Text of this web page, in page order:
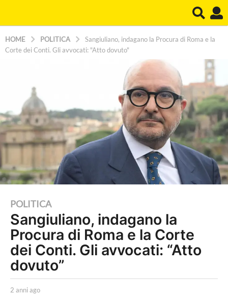
HOME POLITICA
Sangiuliano, indagano la Procura di Roma e la
Corte dei Conti. Gli avvocati: "Atto dovuto"
2
a
n
n
i
a
g
POLITICA
Sangiuliano, indagano la
Procura di Roma e la Corte
dei Conti. Gli avvocati: “Atto
dovuto”
b
2 anni ago